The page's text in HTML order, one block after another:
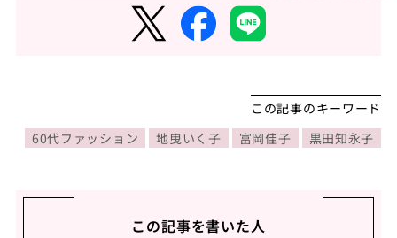
この記事のキーワード
60代ファッション
地曳いく子 富岡佳子 黒田知永子
この記事を書いた人